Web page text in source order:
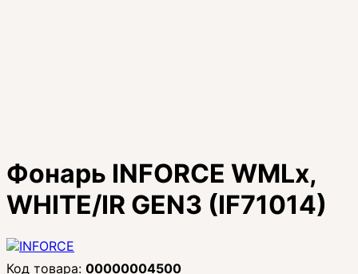
Фонарь INFORCE WMLx,
WHITE/IR GEN3 (IF71014)
00000004500